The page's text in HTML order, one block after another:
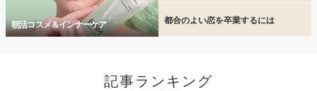
朝活コスメ＆インナーケア 都合のよい恋を卒業するには
記事ランキング